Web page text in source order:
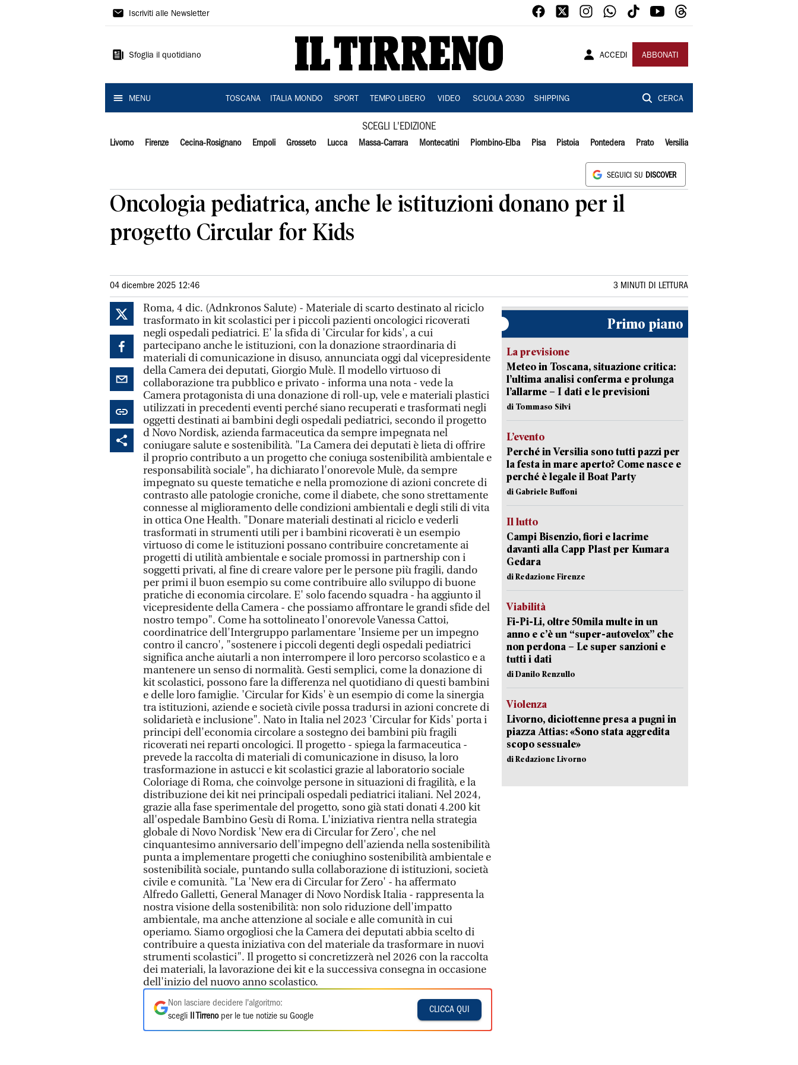
Il
Iscriviti alle Newsletter
Sfoglia il quotidiano ACCEDI ABBONATI
MENU TOSCANA ITALIA MONDO SPORT TEMPO LIBERO VIDEO SCUOLA 2030 SHIPPING CERCA
SCEGLI L'EDIZIONE
Livorno Firenze Cecina-Rosignano Empoli Grosseto Lucca Massa-Carrara Montecatini Piombino-Elba Pisa Pistoia Pontedera Prato Versilia
SEGUICI SU DISCOVER
Oncologia pediatrica, anche le istituzioni donano per il
progetto Circular for Kids
04 dicembre 2025 12:46 3 MINUTI DI LETTURA
Roma, 4 dic. (Adnkronos Salute) - Materiale di scarto destinato al riciclo
trasformato in kit scolastici per i piccoli pazienti oncologici ricoverati
negli ospedali pediatrici. E' la sfida di 'Circular for kids', a cui
partecipano anche le istituzioni, con la donazione straordinaria di
materiali di comunicazione in disuso, annunciata oggi dal vicepresidente
della Camera dei deputati, Giorgio Mulè. Il modello virtuoso di
collaborazione tra pubblico e privato - informa una nota - vede la
Camera protagonista di una donazione di roll-up, vele e materiali plastici
utilizzati in precedenti eventi perché siano recuperati e trasformati negli
oggetti destinati ai bambini degli ospedali pediatrici, secondo il progetto
d Novo Nordisk, azienda farmaceutica da sempre impegnata nel
coniugare salute e sostenibilità. "La Camera dei deputati è lieta di offrire
il proprio contributo a un progetto che coniuga sostenibilità ambientale e
responsabilità sociale", ha dichiarato l'onorevole Mulè, da sempre
impegnato su queste tematiche e nella promozione di azioni concrete di
contrasto alle patologie croniche, come il diabete, che sono strettamente
connesse al miglioramento delle condizioni ambientali e degli stili di vita
in ottica One Health. "Donare materiali destinati al riciclo e vederli
trasformati in strumenti utili per i bambini ricoverati è un esempio
virtuoso di come le istituzioni possano contribuire concretamente ai
progetti di utilità ambientale e sociale promossi in partnership con i
soggetti privati, al fine di creare valore per le persone più fragili, dando
per primi il buon esempio su come contribuire allo sviluppo di buone
pratiche di economia circolare. E' solo facendo squadra - ha aggiunto il
vicepresidente della Camera - che possiamo affrontare le grandi sfide del
nostro tempo". Come ha sottolineato l'onorevole Vanessa Cattoi,
coordinatrice dell'Intergruppo parlamentare 'Insieme per un impegno
contro il cancro', "sostenere i piccoli degenti degli ospedali pediatrici
significa anche aiutarli a non interrompere il loro percorso scolastico e a
mantenere un senso di normalità. Gesti semplici, come la donazione di
kit scolastici, possono fare la differenza nel quotidiano di questi bambini
e delle loro famiglie. 'Circular for Kids' è un esempio di come la sinergia
tra istituzioni, aziende e società civile possa tradursi in azioni concrete di
solidarietà e inclusione". Nato in Italia nel 2023 'Circular for Kids' porta i
principi dell'economia circolare a sostegno dei bambini più fragili
ricoverati nei reparti oncologici. Il progetto - spiega la farmaceutica -
prevede la raccolta di materiali di comunicazione in disuso, la loro
trasformazione in astucci e kit scolastici grazie al laboratorio sociale
Coloriage di Roma, che coinvolge persone in situazioni di fragilità, e la
distribuzione dei kit nei principali ospedali pediatrici italiani. Nel 2024,
grazie alla fase sperimentale del progetto, sono già stati donati 4.200 kit
all'ospedale Bambino Gesù di Roma. L'iniziativa rientra nella strategia
globale di Novo Nordisk 'New era di Circular for Zero', che nel
cinquantesimo anniversario dell'impegno dell'azienda nella sostenibilità
punta a implementare progetti che coniughino sostenibilità ambientale e
sostenibilità sociale, puntando sulla collaborazione di istituzioni, società
civile e comunità. "La 'New era di Circular for Zero' - ha affermato
Alfredo Galletti, General Manager di Novo Nordisk Italia - rappresenta la
nostra visione della sostenibilità: non solo riduzione dell'impatto
ambientale, ma anche attenzione al sociale e alle comunità in cui
operiamo. Siamo orgogliosi che la Camera dei deputati abbia scelto di
contribuire a questa iniziativa con del materiale da trasformare in nuovi
strumenti scolastici". Il progetto si concretizzerà nel 2026 con la raccolta
dei materiali, la lavorazione dei kit e la successiva consegna in occasione
dell'inizio del nuovo anno scolastico.
Non lasciare decidere l'algoritmo:
scegli
Il Tirrenoper le tue notizie su Google
CLICCA QUI
Primo piano
La previsione
Meteo in Toscana, situazione critica:
l’ultima analisi conferma e prolunga
l’allarme – I dati e le previsioni
di Tommaso Silvi
L’evento
Perché in Versilia sono tutti pazzi per
la festa in mare aperto? Come nasce e
perché è legale il Boat Party
di Gabriele Buffoni
Il lutto
Campi Bisenzio, fiori e lacrime
davanti alla Capp Plast per Kumara
Gedara
di Redazione Firenze
Viabilità
Fi-Pi-Li, oltre 50mila multe in un
anno e c’è un “super-autovelox” che
non perdona – Le super sanzioni e
tutti i dati
di Danilo Renzullo
Violenza
Livorno, diciottenne presa a pugni in
piazza Attias: «Sono stata aggredita
scopo sessuale»
di Redazione Livorno